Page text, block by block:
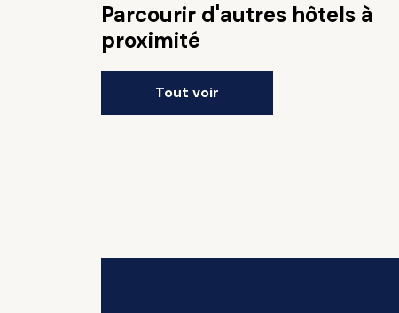
Parcourir d'autres hôtels à
proximité
Tout voir